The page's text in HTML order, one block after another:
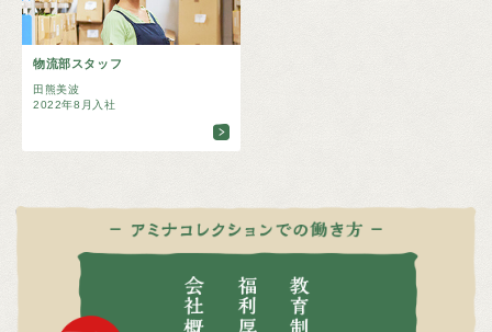
物流部スタッフ
田熊美波
2022年8月入社